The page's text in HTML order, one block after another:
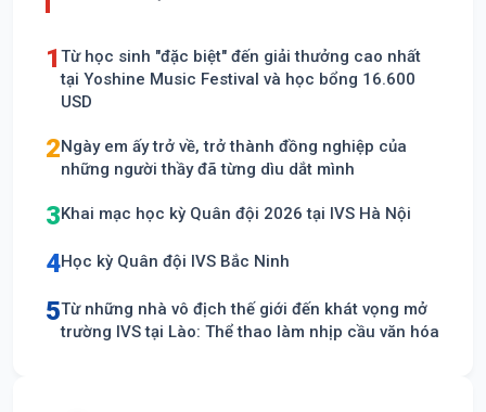
1 Từ học sinh "đặc biệt" đến giải thưởng cao nhất
tại Yoshine Music Festival và học bổng 16.600
USD
2Ngày em ấy trở về, trở thành đồng nghiệp của
những người thầy đã từng dìu dắt mình
3Khai mạc học kỳ Quân đội 2026 tại IVS Hà Nội
4Học kỳ Quân đội IVS Bắc Ninh
5Từ những nhà vô địch thế giới đến khát vọng mở
trường IVS tại Lào: Thể thao làm nhịp cầu văn hóa